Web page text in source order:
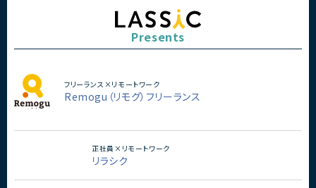
Presents
フリーランス×リモートワーク
Remogu（リモグ）フリーランス
正社員×リモートワーク
リラシク